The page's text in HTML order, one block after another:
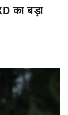
का बड़ा